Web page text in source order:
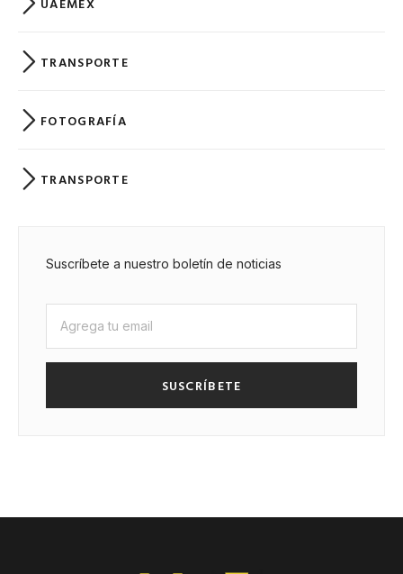
TRANSPORTE
FOTOGRAFÍA
TRANSPORTE
Suscríbete a nuestro boletín de noticias
SUSCRÍBETE